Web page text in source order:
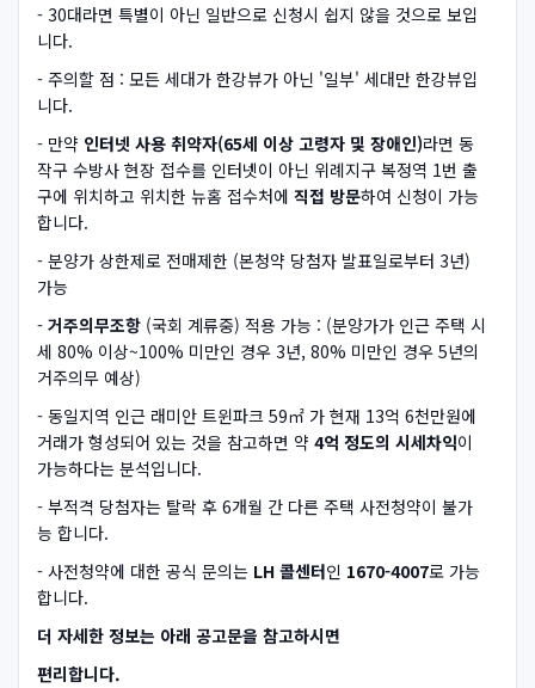
- 30대라면 특별이 아닌 일반으로 신청시 쉽지 않을 것으로 보입
니다.
- 주의할 점 : 모든 세대가 한강뷰가 아닌 '일부' 세대만 한강뷰입
니다.
- 만약 인터넷 사용 취약자(65세 이상 고령자 및 장애인)라면 동
작구 수방사 현장 접수를 인터넷이 아닌 위례지구 복정역 1번 출
구에 위치하고 위치한 뉴홈 접수처에 직접 방문하여 신청이 가능
합니다.
- 분양가 상한제로 전매제한 (본청약 당첨자 발표일로부터 3년)
가능
- 거주의무조항 (국회 계류중) 적용 가능 : (분양가가 인근 주택 시
세 80% 이상~100% 미만인 경우 3년, 80% 미만인 경우 5년의
거주의무 예상)
- 동일지역 인근 래미안 트윈파크 59㎡ 가 현재 13억 6천만원에
거래가 형성되어 있는 것을 참고하면 약 4억 정도의 시세차익이
가능하다는 분석입니다.
- 부적격 당첨자는 탈락 후 6개월 간 다른 주택 사전청약이 불가
능 합니다.
- 사전청약에 대한 공식 문의는 LH 콜센터인 1670-4007로 가능
합니다.
더 자세한 정보는 아래 공고문을 참고하시면
편리합니다.